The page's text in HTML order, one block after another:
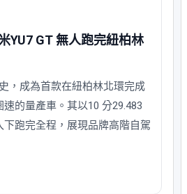
YU7 GT 無人跑完紐柏林
，成為首款在紐柏林北環完成
的量產車。其以10 分29.483
跑完全程，展現品牌高階自駕